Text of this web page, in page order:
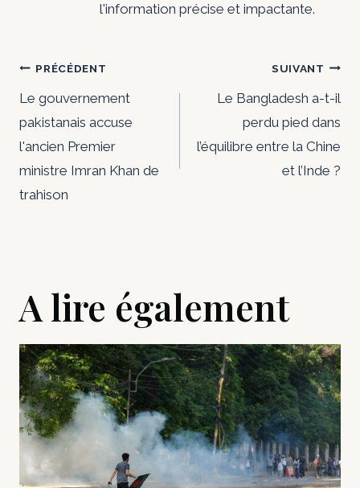
l'information précise et impactante.
Navigation
de
l’article
PRÉCÉDENT
Le gouvernement
pakistanais accuse
l'ancien Premier
ministre Imran Khan de
trahison
SUIVANT
Le Bangladesh a-t-il
perdu pied dans
l’équilibre entre la Chine
et l’Inde ?
A lire également